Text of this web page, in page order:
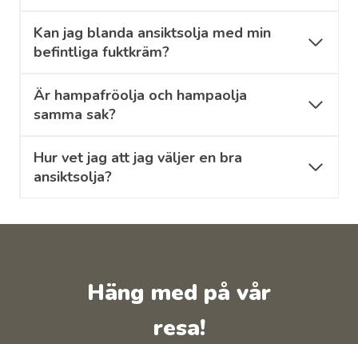
Kan jag blanda ansiktsolja med min
befintliga fuktkräm?
Är hampafröolja och hampaolja
samma sak?
Hur vet jag att jag väljer en bra
ansiktsolja?
Häng med på vår
resa!